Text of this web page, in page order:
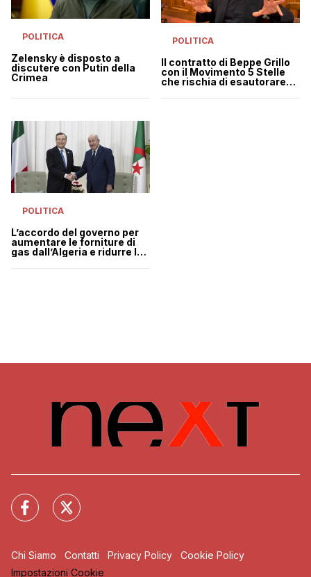
POLITICA
Zelensky è disposto a
discutere con Putin della
Crimea
POLITICA
Il contratto di Beppe Grillo
con il Movimento 5 Stelle
che rischia di esautorare
POLITICA
L’accordo del governo per
aumentare le forniture di
gas dall’Algeria e ridurre la
Chi Siamo Contatti Privacy Policy
Cookie Policy
Impostazioni Cookie